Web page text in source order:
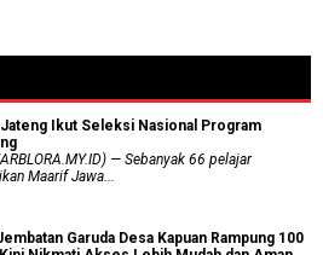
Jateng Ikut Seleksi Nasional Program
— Sebanyak 66 pelajar
Maarif Jawa...
Garuda Desa Kapuan Rampung 100